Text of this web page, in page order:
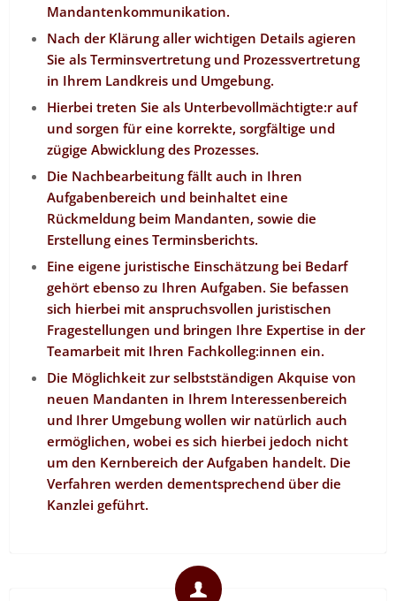
Mandantenkommunikation.
Nach der Klärung aller wichtigen Details agieren
Sie als Terminsvertretung und Prozessvertretung
in Ihrem Landkreis und Umgebung.
Hierbei treten Sie als Unterbevollmächtigte:r auf
und sorgen für eine korrekte, sorgfältige und
zügige Abwicklung des Prozesses.
Die Nachbearbeitung fällt auch in Ihren
Aufgabenbereich und beinhaltet eine
Rückmeldung beim Mandanten, sowie die
Erstellung eines Terminsberichts.
Eine eigene juristische Einschätzung bei Bedarf
gehört ebenso zu Ihren Aufgaben. Sie befassen
sich hierbei mit anspruchsvollen juristischen
Fragestellungen und bringen Ihre Expertise in der
Teamarbeit mit Ihren Fachkolleg:innen ein.
Die Möglichkeit zur selbstständigen Akquise von
neuen Mandanten in Ihrem Interessenbereich
und Ihrer Umgebung wollen wir natürlich auch
ermöglichen, wobei es sich hierbei jedoch nicht
um den Kernbereich der Aufgaben handelt. Die
Verfahren werden dementsprechend über die
Kanzlei geführt.